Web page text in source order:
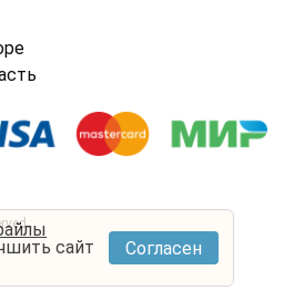
конфиденциальности
сайт
Согласен